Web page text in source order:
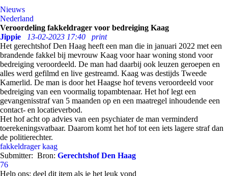
Nieuws
Nederland
Veroordeling fakkeldrager voor bedreiging Kaag
Jippie
13-02-2023 17:40
print
Het gerechtshof Den Haag heeft een man die in januari 2022 met een
brandende fakkel bij mevrouw Kaag voor haar woning stond voor
bedreiging veroordeeld. De man had daarbij ook leuzen geroepen en
alles werd gefilmd en live gestreamd. Kaag was destijds Tweede
Kamerlid. De man is door het Haagse hof tevens veroordeeld voor
bedreiging van een voormalig topambtenaar. Het hof legt een
gevangenisstraf van 5 maanden op en een maatregel inhoudende een
contact- en locatieverbod.
Het hof acht op advies van een psychiater de man verminderd
toerekeningsvatbaar. Daarom komt het hof tot een iets lagere straf dan
de politierechter.
fakkeldrager kaag
Submitter: Bron: Gerechtshof Den Haag
76
Help ons; deel dit item als je het leuk vond